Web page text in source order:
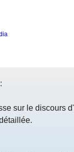
sur le discours